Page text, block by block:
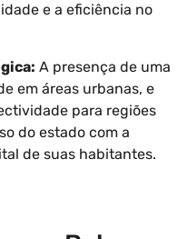
e a eficiência no
A presença de uma
em áreas urbanas, e
para regiões
do estado com a
de suas habitantes.